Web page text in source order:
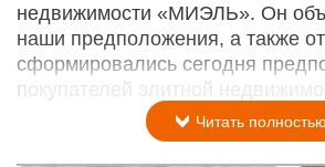
недвижимости «МИЭЛЬ». Он
наши предположения, а также
сформировались сегодня
покупателей элитной
Читать полностью